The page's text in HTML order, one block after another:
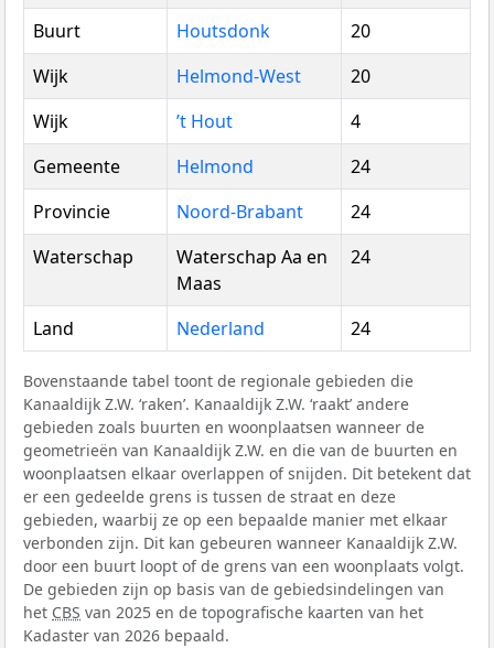
Buurt
Houtsdonk
20
Wijk
Helmond-West
20
Wijk
’t Hout
4
Gemeente
Helmond
24
Provincie
Noord-Brabant
24
Waterschap
Waterschap Aa en
Maas
24
Land Nederland 24
Bovenstaande tabel toont de regionale gebieden die
Kanaaldijk Z.W. ‘raken’. Kanaaldijk Z.W. ‘raakt’ andere
gebieden zoals buurten en woonplaatsen wanneer de
geometrieën van Kanaaldijk Z.W. en die van de buurten en
woonplaatsen elkaar overlappen of snijden. Dit betekent dat
er een gedeelde grens is tussen de straat en deze
gebieden, waarbij ze op een bepaalde manier met elkaar
verbonden zijn. Dit kan gebeuren wanneer Kanaaldijk Z.W.
door een buurt loopt of de grens van een woonplaats volgt.
De gebieden zijn op basis van de gebiedsindelingen van
het CBS van 2025 en de topografische kaarten van het
Kadaster van 2026 bepaald.